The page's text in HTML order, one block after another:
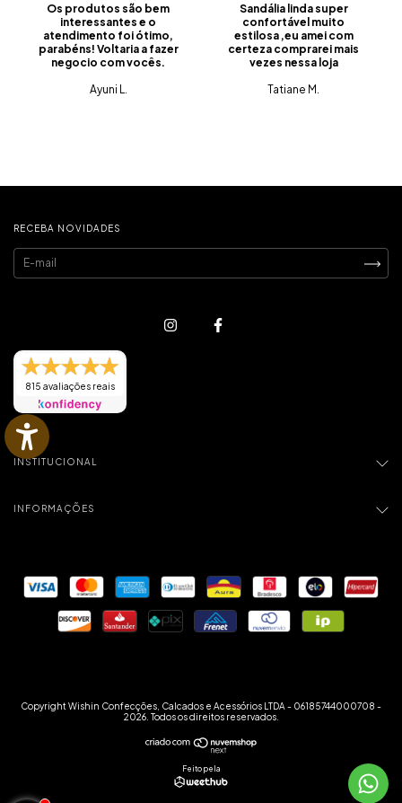
Os produtos são bem
interessantes e o
atendimento foi ótimo,
parabéns! Voltaria a fazer
negocio com vocês.
Ayuni L.
Sandália linda super
confortável muito
estilosa ,eu amei com
certeza comprarei mais
vezes nessa loja
Tatiane M.
RECEBA NOVIDADES
815 avaliações reais
INSTITUCIONAL
INFORMAÇÕES
Copyright Wishin Confecções, Calcados e Acessórios LTDA - 06185744000708 -
2026. Todos os direitos reservados.
Feito pela